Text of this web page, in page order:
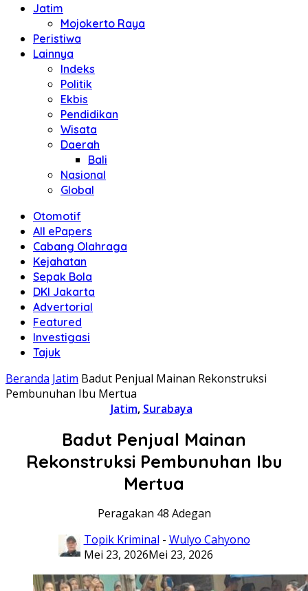
Jatim
Mojokerto Raya
Peristiwa
Lainnya
Indeks
Politik
Ekbis
Pendidikan
Wisata
Daerah
Bali
Nasional
Global
Otomotif
All ePapers
Cabang Olahraga
Kejahatan
Sepak Bola
DKI Jakarta
Advertorial
Featured
Investigasi
Tajuk
Beranda Jatim Badut Penjual Mainan Rekonstruksi
Pembunuhan Ibu Mertua
Jatim, Surabaya
Badut Penjual Mainan
Rekonstruksi Pembunuhan Ibu
Mertua
Peragakan 48 Adegan
Topik Kriminal - Wulyo Cahyono
Mei 23, 2026Mei 23, 2026